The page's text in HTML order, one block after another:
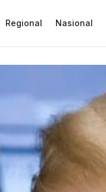
Regional Nasional